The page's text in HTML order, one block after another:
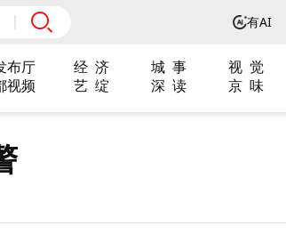
有AI
布厅 经 济 城 事 视 觉
视频
艺 绽 深 读 京 味